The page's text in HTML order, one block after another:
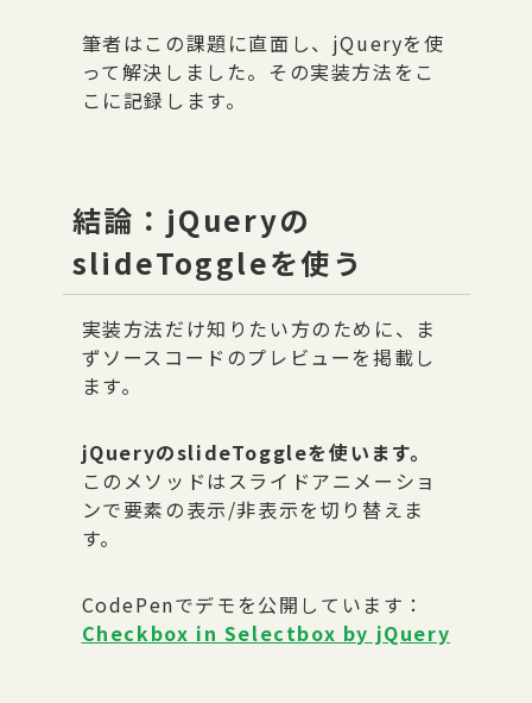
筆者はこの課題に直面し、jQueryを使
って解決しました。その実装方法をこ
こに記録します。
結論：jQueryの
slideToggleを使う
実装方法だけ知りたい方のために、ま
ずソースコードのプレビューを掲載し
ます。
jQueryのslideToggleを使います。
このメソッドはスライドアニメーショ
ンで要素の表示/非表示を切り替えま
す。
CodePenでデモを公開しています：
Checkbox in Selectbox by jQuery